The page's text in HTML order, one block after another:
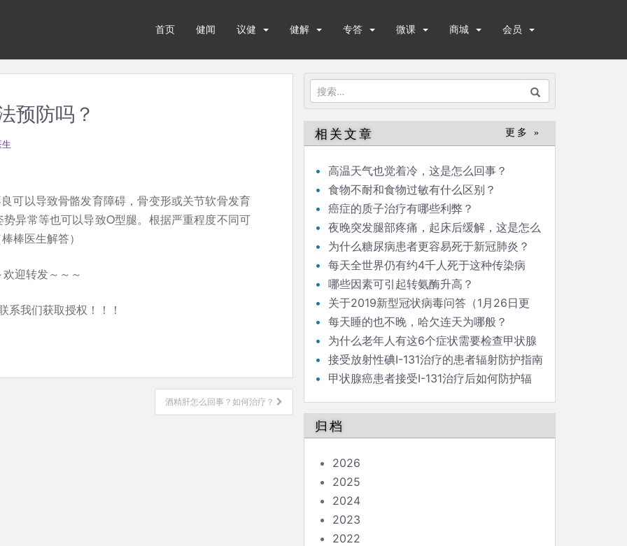
首页 健闻 议健 健解 专答 微课 商城 会员
搜
索：
预防吗？
可以导致骨骼发育障碍，骨变形或关节软骨发育
异常等也可以导致O型腿。根据严重程度不同可
棒医生解答）
欢迎转发～～～
系我们获取授权！！！
酒精肝怎么回事？如何治疗？
相关文章 更多 »
高温天气也觉着冷，这是怎么回事？
食物不耐和食物过敏有什么区别？
癌症的质子治疗有哪些利弊？
夜晚突发腿部疼痛，起床后缓解，这是怎么
回事？
为什么糖尿病患者更容易死于新冠肺炎？
每天全世界仍有约4千人死于这种传染病
哪些因素可引起转氨酶升高？
关于2019新型冠状病毒问答（1月26日更
新）每天睡的也不晚，哈欠连天为哪般？
为什么老年人有这6个症状需要检查甲状腺
功能?接受放射性碘I-131治疗的患者辐射防护指南
（问答版）
甲状腺癌患者接受I-131治疗后如何防护辐
归档
2026
2025
2024
2023
2022